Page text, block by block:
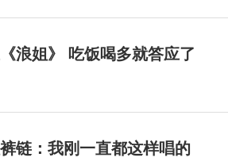
浪姐》 吃饭喝多就答应了
链：我刚一直都这样唱的